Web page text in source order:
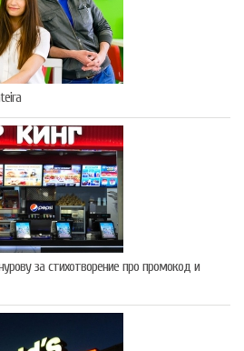
за стихотворение про промокод и